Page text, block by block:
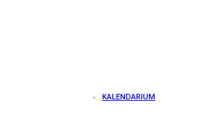
KALENDARIUM